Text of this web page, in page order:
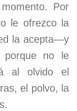
Por
le ofrezco la
la acepta—y
porque no le
al olvido el
el polvo, la